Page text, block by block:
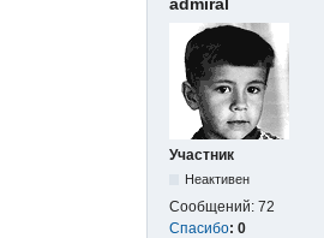
Участник
Неактивен
Сообщений: 72
Спасибо: 0